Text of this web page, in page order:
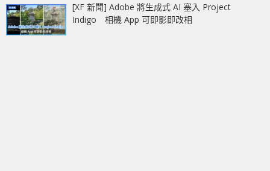
[XF 新聞] Adobe 將生成式 AI 塞入 Project
Indigo 相機 App 可即影即改相